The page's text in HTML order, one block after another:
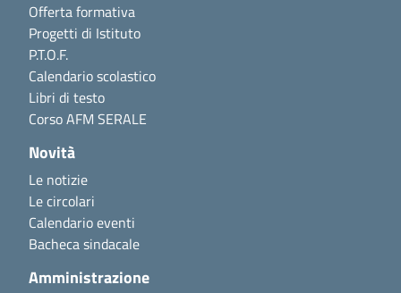
Offerta formativa
Progetti di Istituto
P.T.O.F.
Calendario scolastico
Libri di testo
Corso AFM SERALE
Novità
Le notizie
Le circolari
Calendario eventi
Bacheca sindacale
Amministrazione